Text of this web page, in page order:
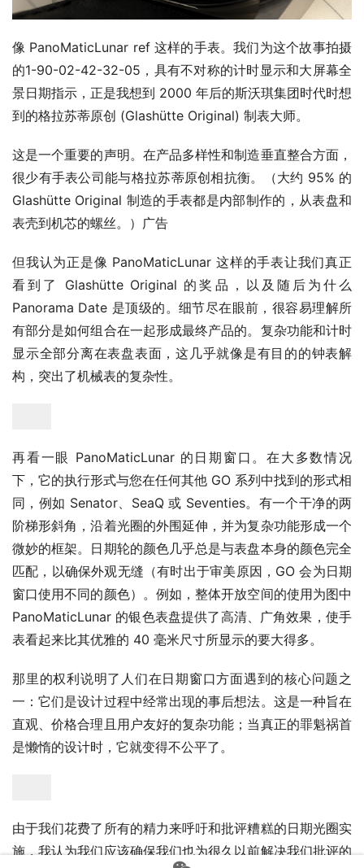
像 PanoMaticLunar ref 这样的手表。我们为这个故事拍摄
的1-90-02-42-32-05，具有不对称的计时显示和大屏幕全
景日期指示，正是我想到 2000 年后的斯沃琪集团时代时想
到的格拉苏蒂原创 (Glashütte Original) 制表大师。
这是一个重要的声明。在产品多样性和制造垂直整合方面，
很少有手表公司能与格拉苏蒂原创相抗衡。（大约 95% 的
Glashütte Original 制造的手表都是内部制作的，从表盘和
表壳到机芯的螺丝。）广告
但我认为正是像 PanoMaticLunar 这样的手表让我们真正
看到了 Glashütte Original 的奖品，以及随后为什么
Panorama Date 是顶级的。细节尽在眼前，很容易理解所
有部分是如何组合在一起形成最终产品的。复杂功能和计时
显示全部分离在表盘表面，这几乎就像是有目的的钟表解
构，突出了机械表的复杂性。
再看一眼 PanoMaticLunar 的日期窗口。在大多数情况
下，它的执行形式与您在任何其他 GO 系列中找到的形式相
同，例如 Senator、SeaQ 或 Seventies。有一个干净的两
阶梯形斜角，沿着光圈的外围延伸，并为复杂功能形成一个
微妙的框架。日期轮的颜色几乎总是与表盘本身的颜色完全
匹配，以确保外观无缝（有时出于审美原因，GO 会为日期
窗口使用不同的颜色）。例如，整体开放空间的使用为图中
PanoMaticLunar 的银色表盘提供了高清、广角效果，使手
表看起来比其优雅的 40 毫米尺寸所显示的要大得多。
那里的权利说明了人们在日期窗口方面遇到的核心问题之
一：它们是设计过程中经常出现的事后想法。这是一种旨在
直观、价格合理且用户友好的复杂功能；当真正的罪魁祸首
是懒惰的设计时，它就变得不公平了。
由于我们花费了所有的精力来呼吁和批评糟糕的日期光圈实
施，我认为我们应该确保我们也为很久以前解决我们批评的